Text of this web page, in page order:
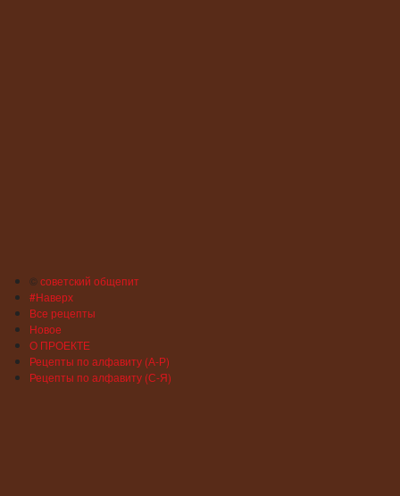
©советский общепит
#Наверх
Все рецепты
Новое
О ПРОЕКТЕ
Рецепты по алфавиту (А-Р)
Рецепты по алфавиту (С-Я)